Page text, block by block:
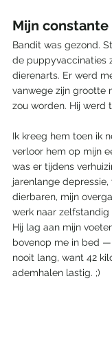
Mijn
Bandit was gezond.
de puppyvaccinaties
dierenarts. Er werd
vanwege zijn grootte
zou worden. Hij werd
Ik kreeg hem toen ik
verloor hem op mijn
was er tijdens
jarenlange depressie,
dierbaren, mijn
werk naar
Hij lag aan mijn
bovenop me in bed
nooit lang, want 42
ademhalen lastig. ;)